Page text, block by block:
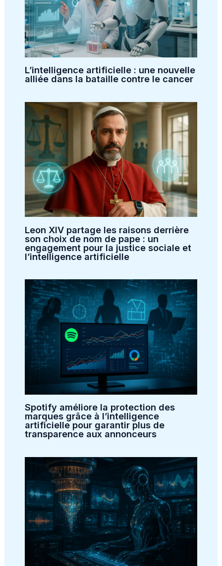
L’intelligence artificielle : une nouvelle
alliée dans la bataille contre le cancer
Leon XIV partage les raisons derrière
son choix de nom de pape : un
engagement pour la justice sociale et
l’intelligence artificielle
Spotify améliore la protection des
marques grâce à l’intelligence
artificielle pour garantir plus de
transparence aux annonceurs